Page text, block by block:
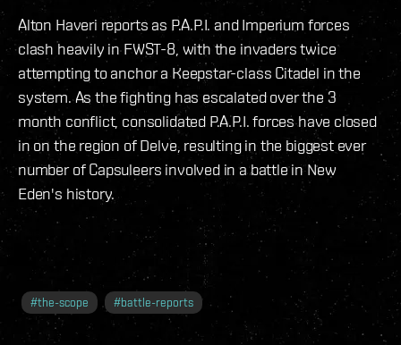
Alton Haveri reports as P.A.P.I. and Imperium forces
clash heavily in FWST-8, with the invaders twice
attempting to anchor a Keepstar-class Citadel in the
system. As the fighting has escalated over the 3
month conflict, consolidated P.A.P.I. forces have closed
in on the region of Delve, resulting in the biggest ever
number of Capsuleers involved in a battle in New
Eden's history.
#the-scope #battle-reports